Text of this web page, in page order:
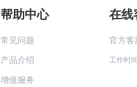
帮助中心
常见问题
产品介绍
增值服务
在线
官方客
工作时